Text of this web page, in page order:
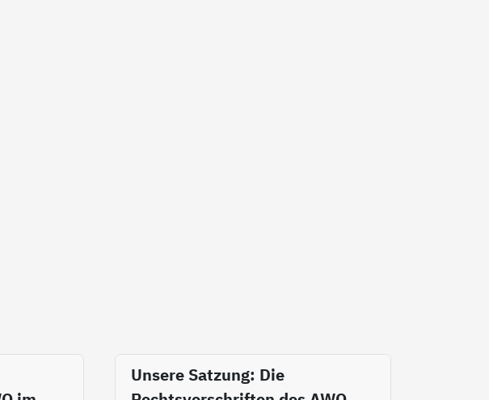
Unsere Satzung: Die